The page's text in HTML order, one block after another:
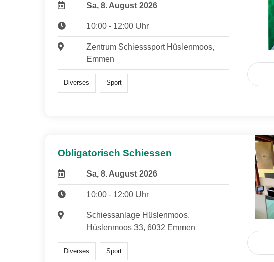
Sa, 8. August 2026
10:00 - 12:00 Uhr
Zentrum Schiesssport Hüslenmoos,
Emmen
Diverses Sport
Obligatorisch Schiessen
Sa, 8. August 2026
10:00 - 12:00 Uhr
Schiessanlage Hüslenmoos,
Hüslenmoos 33, 6032 Emmen
Diverses Sport